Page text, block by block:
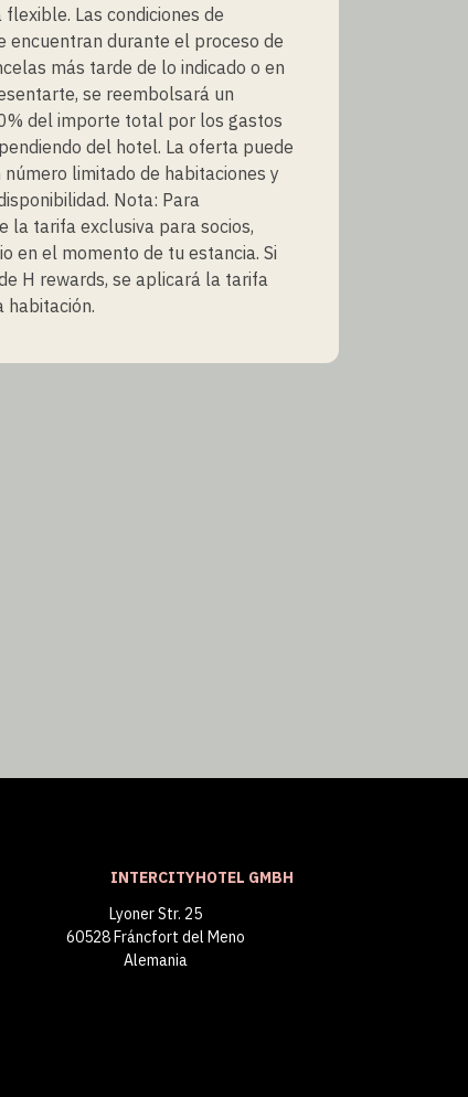
Las condiciones de
encuentran durante el proceso de
más tarde de lo indicado o en
se reembolsará un
del importe total por los gastos
del hotel. La oferta puede
limitado de habitaciones y
Nota: Para
la tarifa exclusiva para socios,
en el momento de tu estancia. Si
H rewards, se aplicará la tarifa
habitación.
INTERCITYHOTEL GMBH
Lyoner Str. 25
60528 Fráncfort del Meno
Alemania